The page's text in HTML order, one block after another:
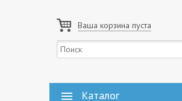
Ваша корзина пуста
Каталог